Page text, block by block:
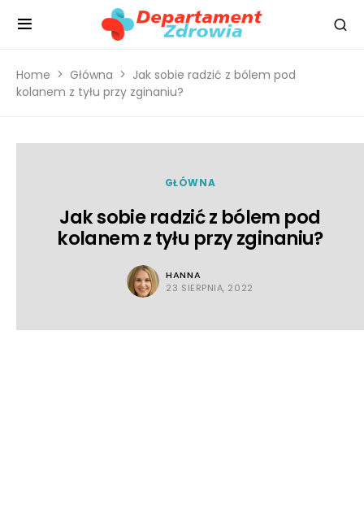
Home Główna
Jak sobie radzić z bólem pod
kolanem z tyłu przy zginaniu?
GŁÓWNA
Jak sobie radzić z bólem pod
kolanem z tyłu przy zginaniu?
HANNA
23 SIERPNIA, 2022